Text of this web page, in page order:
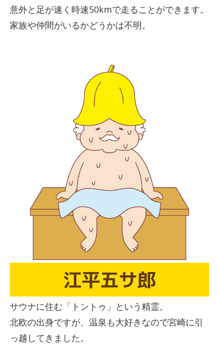
意外と足が速く時速50kmで走ることができます。
家族や仲間がいるかどうかは不明。
江平五サ郎
サウナに住む「トントゥ」という精霊。
北欧の出身ですが、温泉も大好きなので宮崎に引
っ越してきました。